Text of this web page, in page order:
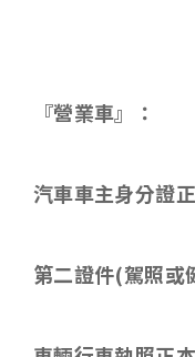
『營業車』：
汽車車主身分證
第二證件(駕照或